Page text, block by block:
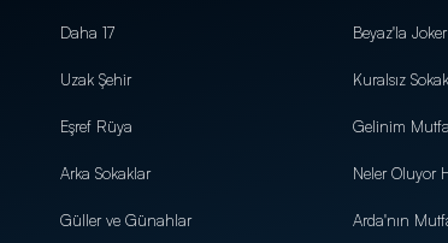
Daha 17
Uzak Şehir
Eşref Rüya
Arka Sokaklar
Güller ve Günahlar
Beyaz'la Joker
Kuralsız
Gelinim
Neler Oluyor
Arda'nın